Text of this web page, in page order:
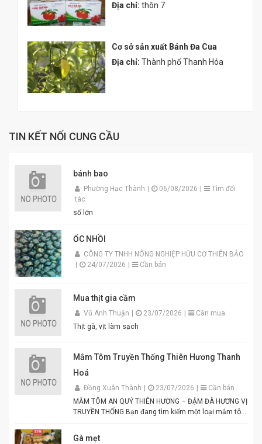
Địa chỉ: thôn 7
Cơ sở sản xuất Bánh Đa Cua
Địa chỉ: Thành phố Thanh Hóa
TIN KẾT NỐI CUNG CẦU
bánh bao
Phường Hạc Thành 06/08/2026
Tìm đối
tác
số lớn
ỐC NHỒI
CÔNG TY TNHH NÔNG NGHIỆP HỮU CƠ THIÊN BẢO
24/07/2026 Cần bán
Mua thịt gia cầm
Vũ Anh Thuận 23/07/2026
Cần mua
Thịt gà, vịt làm sạch
Mắm Tôm Truyền Thống Thiên Hương Thanh
Hoá
Đồng Xuân Thành 23/07/2026
Cần bán
MẮM TÔM AN QUÝ THIÊN HƯƠNG – ĐẬM ĐÀ HƯƠNG VỊ
TRUYỀN THỐNG Bạn đang tìm kiếm một loại mắm tôm
Mắm tôm An Quý Thiên Hương chính là lựa chọn hoàn
Gà mẹt